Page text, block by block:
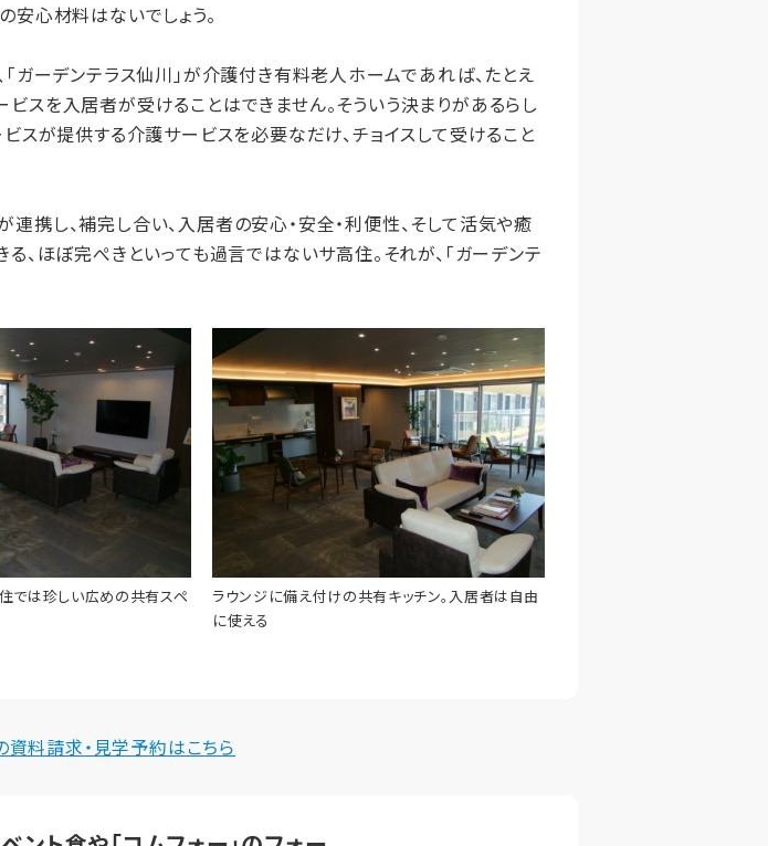
安心材料はないでしょう。
ガーデンテラス仙川」が介護付き有料老人ホームであれば、たとえ
スを入居者が受けることはできません。そういう決まりがあるらし
スが提供する介護サービスを必要なだけ、チョイスして受けること
携し、補完し合い、入居者の安心・安全・利便性、そして活気や癒
、ほぼ完ぺきといっても過言ではないサ高住。それが、「ガーデンテ
住では珍しい広めの共有スペ
ラウンジに備え付けの共有キッチン。入居者は自由
に使える
資料請求・見学予約はこちら